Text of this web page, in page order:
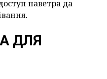
паветра да
ДЛЯ